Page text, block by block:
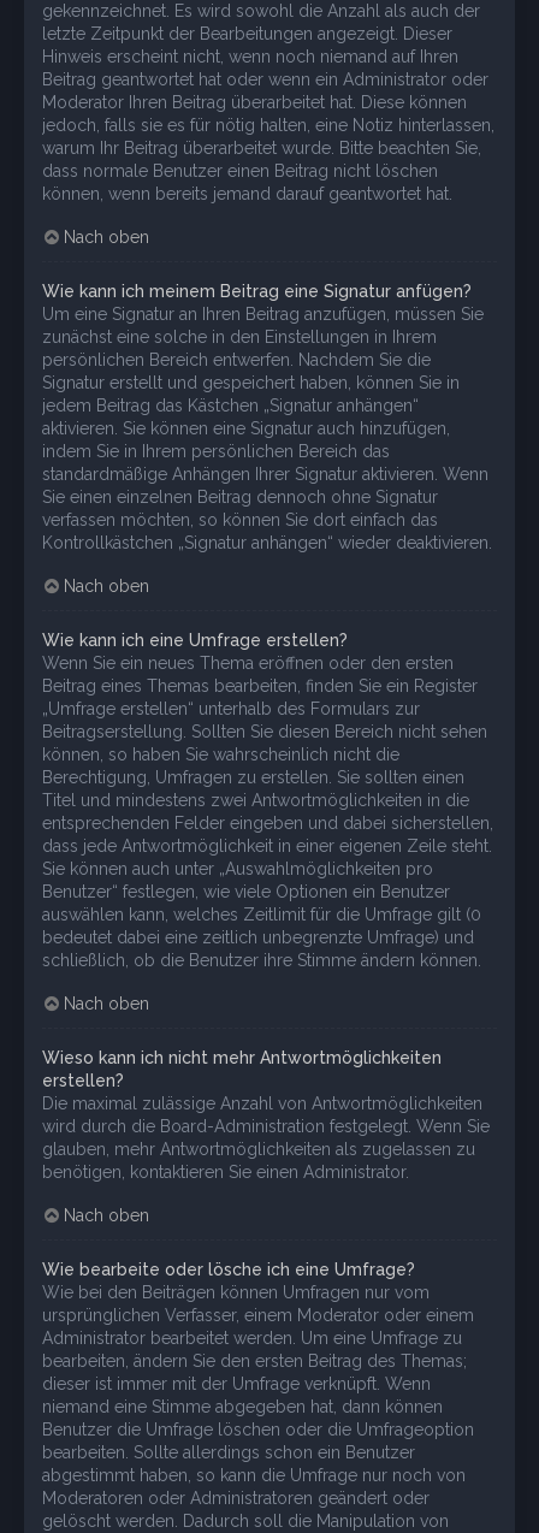
gekennzeichnet. Es wird sowohl die Anzahl als auch der
letzte Zeitpunkt der Bearbeitungen angezeigt. Dieser
Hinweis erscheint nicht, wenn noch niemand auf Ihren
Beitrag geantwortet hat oder wenn ein Administrator oder
Moderator Ihren Beitrag überarbeitet hat. Diese können
jedoch, falls sie es für nötig halten, eine Notiz hinterlassen,
warum Ihr Beitrag überarbeitet wurde. Bitte beachten Sie,
dass normale Benutzer einen Beitrag nicht löschen
können, wenn bereits jemand darauf geantwortet hat.
Nach oben
Wie kann ich meinem Beitrag eine Signatur anfügen?
Um eine Signatur an Ihren Beitrag anzufügen, müssen Sie
zunächst eine solche in den Einstellungen in Ihrem
persönlichen Bereich entwerfen. Nachdem Sie die
Signatur erstellt und gespeichert haben, können Sie in
jedem Beitrag das Kästchen „Signatur anhängen“
aktivieren. Sie können eine Signatur auch hinzufügen,
indem Sie in Ihrem persönlichen Bereich das
standardmäßige Anhängen Ihrer Signatur aktivieren. Wenn
Sie einen einzelnen Beitrag dennoch ohne Signatur
verfassen möchten, so können Sie dort einfach das
Kontrollkästchen „Signatur anhängen“ wieder deaktivieren.
Nach oben
Wie kann ich eine Umfrage erstellen?
Wenn Sie ein neues Thema eröffnen oder den ersten
Beitrag eines Themas bearbeiten, finden Sie ein Register
„Umfrage erstellen“ unterhalb des Formulars zur
Beitragserstellung. Sollten Sie diesen Bereich nicht sehen
können, so haben Sie wahrscheinlich nicht die
Berechtigung, Umfragen zu erstellen. Sie sollten einen
Titel und mindestens zwei Antwortmöglichkeiten in die
entsprechenden Felder eingeben und dabei sicherstellen,
dass jede Antwortmöglichkeit in einer eigenen Zeile steht.
Sie können auch unter „Auswahlmöglichkeiten pro
Benutzer“ festlegen, wie viele Optionen ein Benutzer
auswählen kann, welches Zeitlimit für die Umfrage gilt (0
bedeutet dabei eine zeitlich unbegrenzte Umfrage) und
schließlich, ob die Benutzer ihre Stimme ändern können.
Nach oben
Wieso kann ich nicht mehr Antwortmöglichkeiten
erstellen?
Die maximal zulässige Anzahl von Antwortmöglichkeiten
wird durch die Board-Administration festgelegt. Wenn Sie
glauben, mehr Antwortmöglichkeiten als zugelassen zu
benötigen, kontaktieren Sie einen Administrator.
Nach oben
Wie bearbeite oder lösche ich eine Umfrage?
Wie bei den Beiträgen können Umfragen nur vom
ursprünglichen Verfasser, einem Moderator oder einem
Administrator bearbeitet werden. Um eine Umfrage zu
bearbeiten, ändern Sie den ersten Beitrag des Themas;
dieser ist immer mit der Umfrage verknüpft. Wenn
niemand eine Stimme abgegeben hat, dann können
Benutzer die Umfrage löschen oder die Umfrageoption
bearbeiten. Sollte allerdings schon ein Benutzer
abgestimmt haben, so kann die Umfrage nur noch von
Moderatoren oder Administratoren geändert oder
gelöscht werden. Dadurch soll die Manipulation von